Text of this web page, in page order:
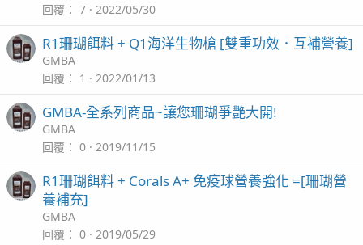
回覆
7 2022/05/30
R1珊瑚餌料 + Q1海洋生物槍 [雙重功效．互補營養]
GMBA
回覆
1 2022/01/13
GMBA-全系列商品~讓您珊瑚爭艷大開!
GMBA
回覆
0 2019/11/15
R1珊瑚餌料 + Corals A+ 免疫球營養強化 =[珊瑚營
養補充]
GMBA
回覆
0 2019/05/29